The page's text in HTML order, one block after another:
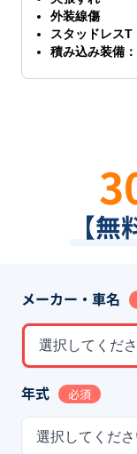
外装線傷
スタッドレスT
積み込み装備
【
メーカー・車名
選択してくだ
年式 必須
選択してくださ